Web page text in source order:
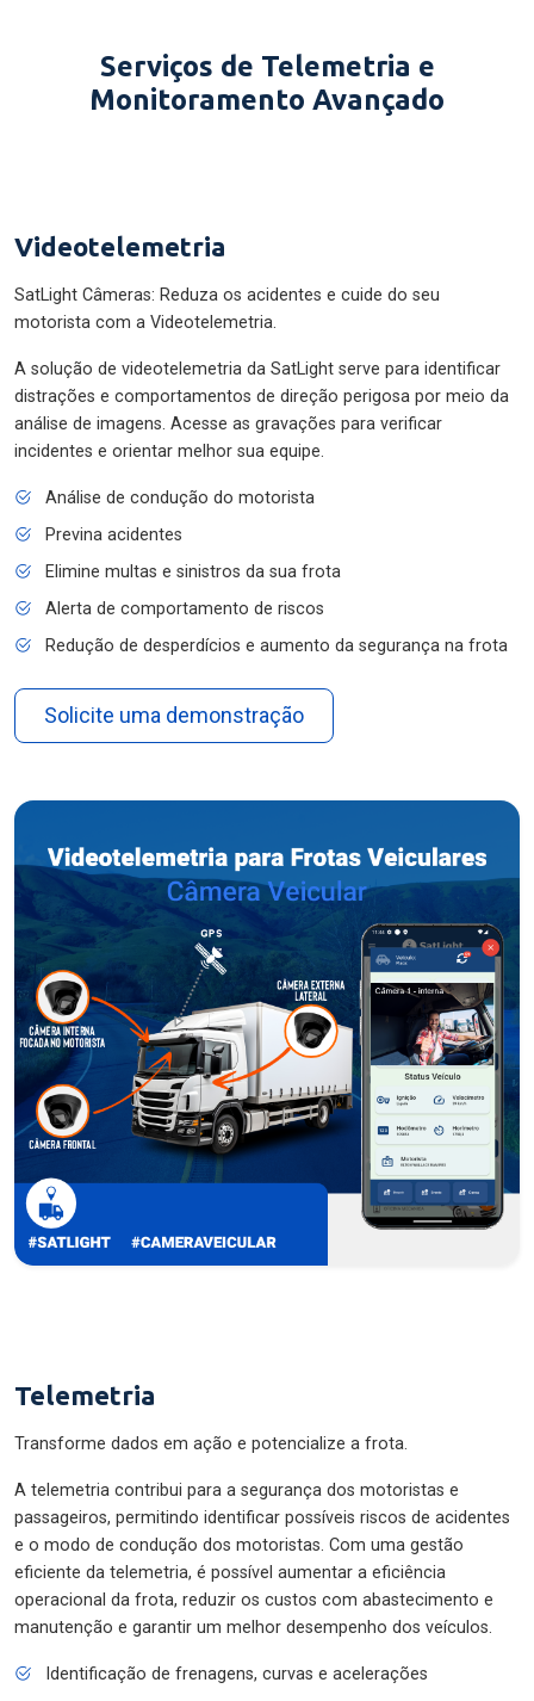
Serviços de Telemetria e
Monitoramento Avançado
Videotelemetria
SatLight Câmeras: Reduza os acidentes e cuide do seu
motorista com a Videotelemetria.
A solução de videotelemetria da SatLight serve para identificar
distrações e comportamentos de direção perigosa por meio da
análise de imagens. Acesse as gravações para verificar
incidentes e orientar melhor sua equipe.
Análise de condução do motorista
Previna acidentes
Elimine multas e sinistros da sua frota
Alerta de comportamento de riscos
Redução de desperdícios e aumento da segurança na frota
Solicite uma demonstração
Telemetria
Transforme dados em ação e potencialize a frota.
A telemetria contribui para a segurança dos motoristas e
passageiros, permitindo identificar possíveis riscos de acidentes
e o modo de condução dos motoristas. Com uma gestão
eficiente da telemetria, é possível aumentar a eficiência
operacional da frota, reduzir os custos com abastecimento e
manutenção e garantir um melhor desempenho dos veículos.
Identificação de frenagens, curvas e acelerações